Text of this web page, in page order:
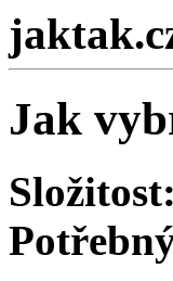
Jak
Složitost: